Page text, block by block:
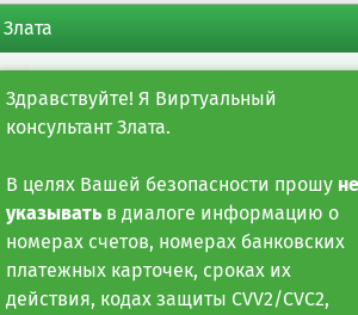
организациям
услуги
операции
Здравствуйте! Я Виртуальный
консультант Злата.
В целях Вашей безопасности прошу не
указывать в диалоге информацию о
номерах счетов, номерах банковских
платежных карточек, сроках их
действия, кодах защиты CVV2/CVC2,